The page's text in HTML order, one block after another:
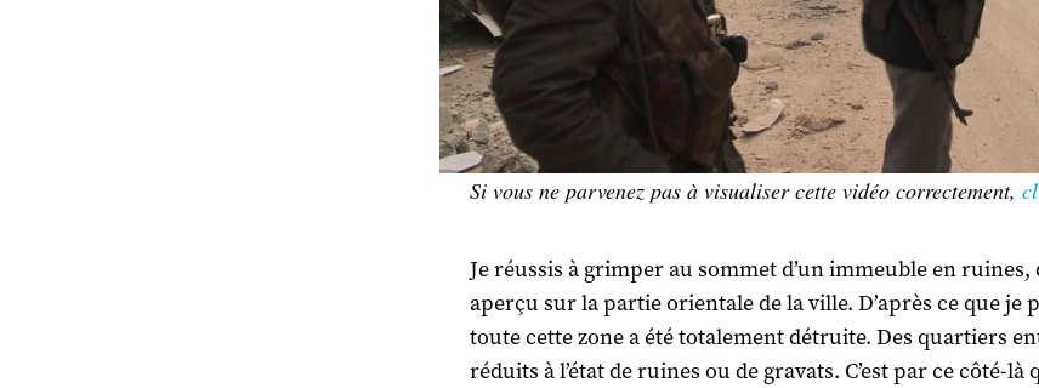
Si vous ne parvenez pas à visualiser cette vidéo correctement,
Je réussis à grimper au sommet d’un immeuble en ruines,
aperçu sur la partie orientale de la ville. D’après ce que je
toute cette zone a été totalement détruite. Des quartiers
réduits à l’état de ruines ou de gravats. C’est par ce côté-là